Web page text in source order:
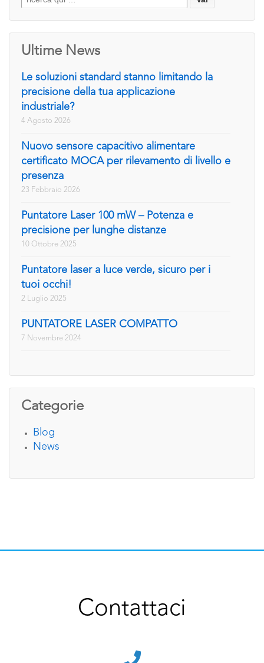
for:
Ultime News
Le soluzioni standard stanno limitando la
precisione della tua applicazione
industriale?
4 Agosto 2026
Nuovo sensore capacitivo alimentare
certificato MOCA per rilevamento di livello e
presenza
23 Febbraio 2026
Puntatore Laser 100 mW – Potenza e
precisione per lunghe distanze
10 Ottobre 2025
Puntatore laser a luce verde, sicuro per i
tuoi occhi!
2 Luglio 2025
PUNTATORE LASER COMPATTO
7 Novembre 2024
Categorie
Blog
News
Contattaci